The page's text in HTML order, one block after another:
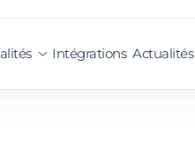
Intégrations Actualités